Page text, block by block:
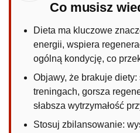
zawodników MMA
1.2.
Indywidualne
1.3.
Rola diety w
treningowych
Co musisz
Dieta ma kluczowe
energii, wspiera
ogólną kondycję, co
Objawy, że brakuje
treningach, gorsza
słabsza wytrzymałość
Stosuj zbilansowanie: